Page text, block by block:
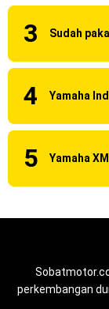
perkembangan